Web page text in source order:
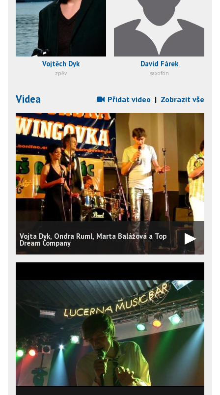
Vojtěch Dyk
zpěv
David Fárek
saxofon
Videa Přidat video | Zobrazit vše
Vojta Dyk, Ondra Ruml, Marta Balážová a Top
Dream Company